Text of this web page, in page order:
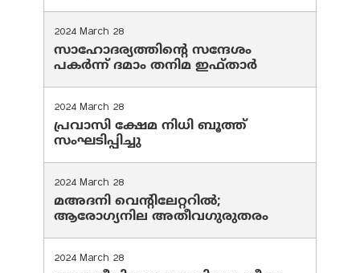
2024 March 28
സാഹോദര്യത്തിന്റെ സന്ദേശം
പകർന്ന് ദമാം തനിമ ഇഫ്‌താർ
2024 March 28
പ്രവാസി ക്ഷേമ നിധി ബൂത്ത്
സംഘടിപ്പിച്ചു
2024 March 28
മഅദനി വെന്റിലേറ്ററിൽ;
ആരോഗ്യനില അതീവഗുരുതരം
2024 March 28